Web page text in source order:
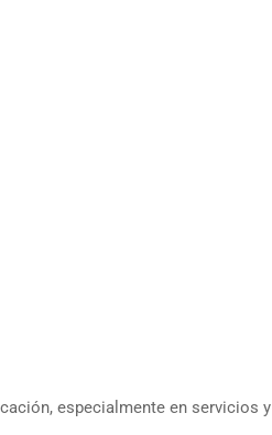
especialmente en servicios y